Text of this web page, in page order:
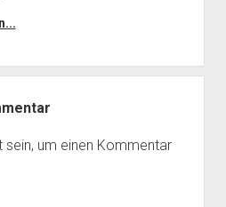
sein, um einen Kommentar